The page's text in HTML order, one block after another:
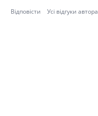
Відповісти Усі відгуки автора